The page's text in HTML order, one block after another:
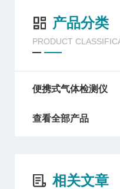
产品分类
PRODUCT
便携式气体检测仪
查看全部产品
相关文章